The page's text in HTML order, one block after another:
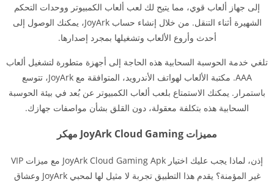
إلى جهاز ألعاب قوي، مما يتيح لك لعب ألعاب الكمبيوتر ووحدات التحكم
الشهيرة أثناء التنقل. من خلال إنشاء حساب JoyArk، يمكنك الوصول إلى
أحدث وأروع الألعاب وتشغيلها بمجرد إصدارها.
تلغي خدمة الحوسبة السحابية هذه الحاجة إلى أجهزة متطورة لتشغيل ألعاب
AAA. مكتبة الألعاب لهواتف الأندرويد، المتوافقة مع JoyArk، تتوسع
باستمرار. يمكنك الاستمتاع بلعب ألعاب الكمبيوتر عن بُعد في بيئة الحوسبة
السحابية هذه بتكلفة معقولة، دون القلق بشأن مواصفات جهازك.
مميزات JoyArk Cloud Gaming مهكر
إذن، لماذا يجب عليك اختيار JoyArk Cloud Gaming Apk مع ميزات VIP
غير المؤمنة؟ يقدم هذا التطبيق تجربة لا مثيل لها لمحبي JoyArk وعشاق